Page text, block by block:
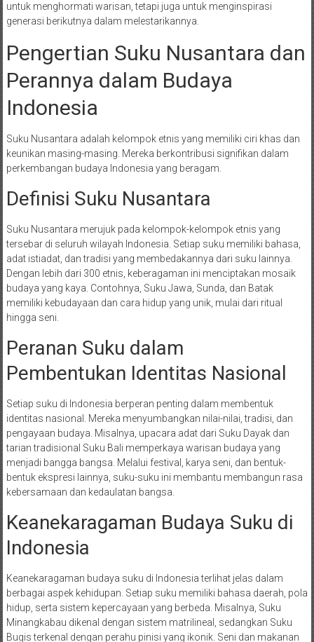
untuk menghormati warisan, tetapi juga untuk menginspirasi
generasi berikutnya dalam melestarikannya.
Pengertian Suku Nusantara dan
Perannya dalam Budaya
Indonesia
Suku Nusantara adalah kelompok etnis yang memiliki ciri khas dan
keunikan masing-masing. Mereka berkontribusi signifikan dalam
perkembangan budaya Indonesia yang beragam.
Definisi Suku Nusantara
Suku Nusantara merujuk pada kelompok-kelompok etnis yang
tersebar di seluruh wilayah Indonesia. Setiap suku memiliki bahasa,
adat istiadat, dan tradisi yang membedakannya dari suku lainnya.
Dengan lebih dari 300 etnis, keberagaman ini menciptakan mosaik
budaya yang kaya. Contohnya, Suku Jawa, Sunda, dan Batak
memiliki kebudayaan dan cara hidup yang unik, mulai dari ritual
hingga seni.
Peranan Suku dalam
Pembentukan Identitas Nasional
Setiap suku di Indonesia berperan penting dalam membentuk
identitas nasional. Mereka menyumbangkan nilai-nilai, tradisi, dan
pengayaan budaya. Misalnya, upacara adat dari Suku Dayak dan
tarian tradisional Suku Bali memperkaya warisan budaya yang
menjadi bangga bangsa. Melalui festival, karya seni, dan bentuk-
bentuk ekspresi lainnya, suku-suku ini membantu membangun rasa
kebersamaan dan kedaulatan bangsa.
Keanekaragaman Budaya Suku di
Indonesia
Keanekaragaman budaya suku di Indonesia terlihat jelas dalam
berbagai aspek kehidupan. Setiap suku memiliki bahasa daerah, pola
hidup, serta sistem kepercayaan yang berbeda. Misalnya, Suku
Minangkabau dikenal dengan sistem matrilineal, sedangkan Suku
Bugis terkenal dengan perahu pinisi yang ikonik. Seni dan makanan